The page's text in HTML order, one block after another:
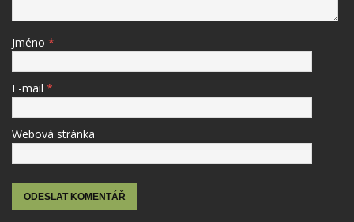
Jméno *
E-mail *
Webová stránka